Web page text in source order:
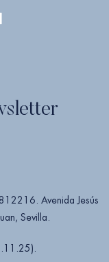
Avenida Jesús
Sevilla.